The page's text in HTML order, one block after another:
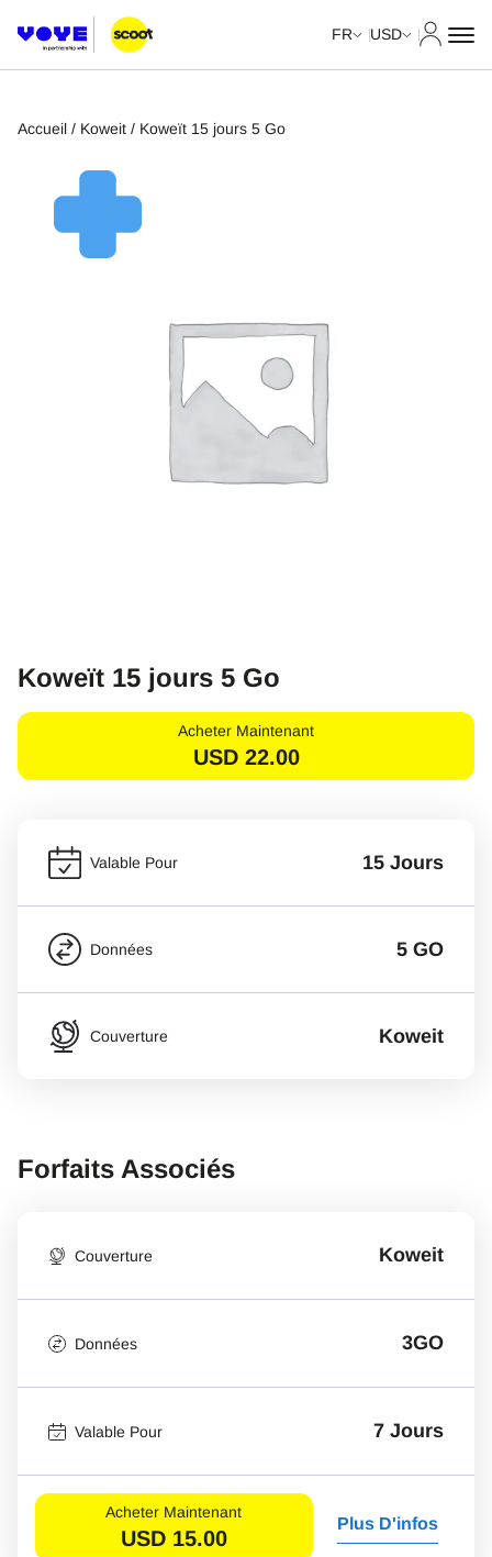
FR USD
Accueil / Koweit / Koweït 15 jours 5 Go
Koweït 15 jours 5 Go
Acheter Maintenant
USD 22.00
Valable Pour 15 Jours
Données 5 GO
Couverture Koweit
Forfaits Associés
Couverture Koweit
Données 3GO
Valable Pour 7 Jours
Acheter Maintenant
USD 15.00
Plus D'infos